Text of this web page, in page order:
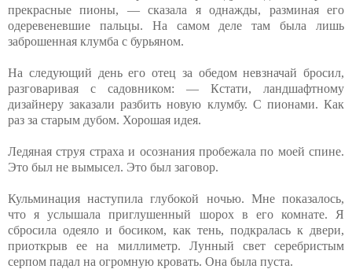
прекрасные пионы, — сказала я однажды, разминая его
одеревеневшие пальцы. На самом деле там была лишь
заброшенная клумба с бурьяном.
На следующий день его отец за обедом невзначай бросил,
разговаривая с садовником: — Кстати, ландшафтному
дизайнеру заказали разбить новую клумбу. С пионами. Как
раз за старым дубом. Хорошая идея.
Ледяная струя страха и осознания пробежала по моей спине.
Это был не вымысел. Это был заговор.
Кульминация наступила глубокой ночью. Мне показалось,
что я услышала приглушенный шорох в его комнате. Я
сбросила одеяло и босиком, как тень, подкралась к двери,
приоткрыв ее на миллиметр. Лунный свет серебристым
серпом падал на огромную кровать. Она была пуста.